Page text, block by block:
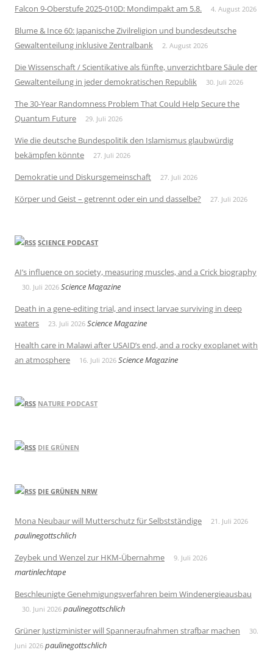
Falcon 9-Oberstufe 2025-010D: Mondimpakt am 5.8. 4. August 2026
Blume & Ince 60: Japanische Zivilreligion und bundesdeutsche
Gewaltenteilung inklusive Zentralbank
2. August 2026
Die Wissenschaft / Scientikative als fünfte, unverzichtbare Säule der
Gewaltenteilung in jeder demokratischen Republik
30. Juli 2026
The 30-Year Randomness Problem That Could Help Secure the
Quantum Future
29. Juli 2026
Wie die deutsche Bundespolitik den Islamismus glaubwürdig
bekämpfen könnte
27. Juli 2026
Demokratie und Diskursgemeinschaft 27. Juli 2026
Körper und Geist – getrennt oder ein und dasselbe? 27. Juli 2026
SCIENCE PODCAST
AI’s influence on society, measuring muscles, and a Crick biography
30. Juli 2026 Science Magazine
Death in a gene-editing trial, and insect larvae surviving in deep
waters
23. Juli 2026 Science Magazine
Health care in Malawi after USAID’s end, and a rocky exoplanet with
an atmosphere
16. Juli 2026 Science Magazine
NATURE PODCAST
DIE GRÜNEN
DIE GRÜNEN NRW
Mona Neubaur will Mutterschutz für Selbstständige 21. Juli 2026
paulinegottschlich
Zeybek und Wenzel zur HKM-Übernahme
9. Juli 2026
martinlechtape
Beschleunigte Genehmigungsverfahren beim Windenergieausbau
30. Juni 2026 paulinegottschlich
Grüner Justizminister will Spanneraufnahmen strafbar machen
30.
Juni 2026 paulinegottschlich